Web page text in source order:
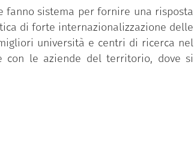
fanno sistema per fornire una risposta
di forte internazionalizzazione delle
università e centri di ricerca nel
con le aziende del territorio, dove si